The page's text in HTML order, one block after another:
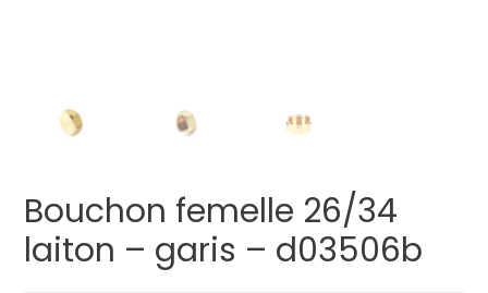
Bouchon femelle 26/34
laiton – garis – d03506b